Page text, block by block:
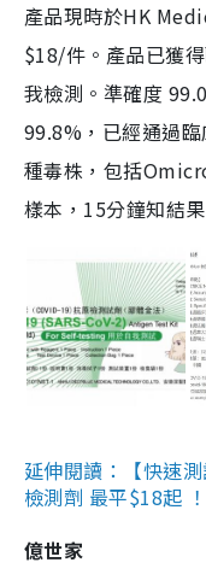
產品現時於HK
$18/件。產品已獲
我檢測。準確度
99.8%，已經通過
種毒株，包括
樣本，15分鐘知結果
延伸閱讀：【快速
檢測劑 最平$18起
億世家